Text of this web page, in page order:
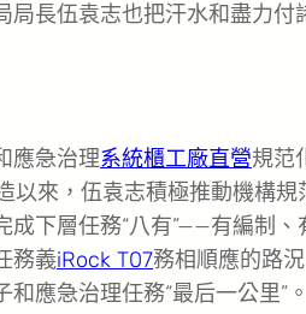
長伍袁志也把汗水和盡力付
應急治理系統櫃工廠直營規范
以來，伍袁志積極推動機構
下層任務“八有”——有編制
務義iRock T07務相順應的路
應急治理任務“最后一公里”。